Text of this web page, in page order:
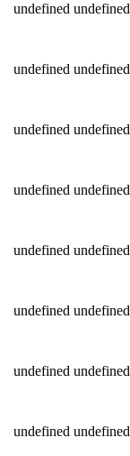
undefined undefined
undefined undefined
undefined undefined
undefined undefined
undefined undefined
undefined undefined
undefined undefined
undefined undefined